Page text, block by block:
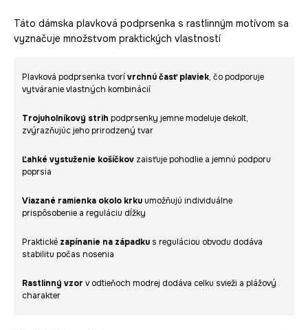
Táto dámska plavková podprsenka s rastlinným motívom sa
vyznačuje množstvom praktických vlastností
Plavková podprsenka tvorívrchnú časť plaviek, čo podporuje
vytváranie vlastných kombinácií
Trojuholníkový strih podprsenky jemne modeluje dekolt,
zvýrazňujúc jeho prirodzený tvar
Ľahké vystuženie košíčkov zaisťuje pohodlie a jemnú podporu
poprsia
Viazané ramienka okolo krku umožňujú individuálne
prispôsobenie a reguláciu dĺžky
Praktické zapínanie na západku s reguláciou obvodu dodáva
stabilitu počas nosenia
Rastlinný vzor v odtieňoch modrej dodáva celku svieži a plážový
charakter